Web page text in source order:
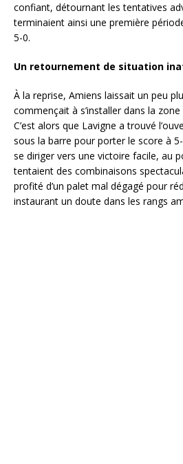
confiant, détournant les tentatives
terminaient ainsi une première
5-0.
Un retournement de situation
À la reprise, Amiens laissait un peu
commençait à s’installer dans la
C’est alors que Lavigne a trouvé
sous la barre pour porter le score à
se diriger vers une victoire facile, au
tentaient des combinaisons
profité d’un palet mal dégagé pour
instaurant un doute dans les rangs